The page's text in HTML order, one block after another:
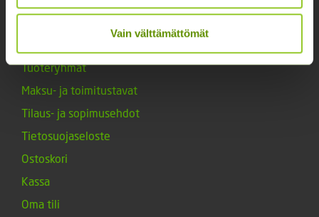
Vain välttämättömät
Tuoteryhmät
Maksu- ja toimitustavat
Tilaus- ja sopimusehdot
Tietosuojaseloste
Ostoskori
Kassa
Oma tili